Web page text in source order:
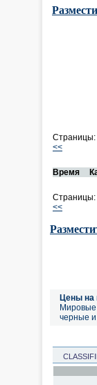
Страницы:
<<
Время
Страницы:
<<
Цены
Мировые
черные